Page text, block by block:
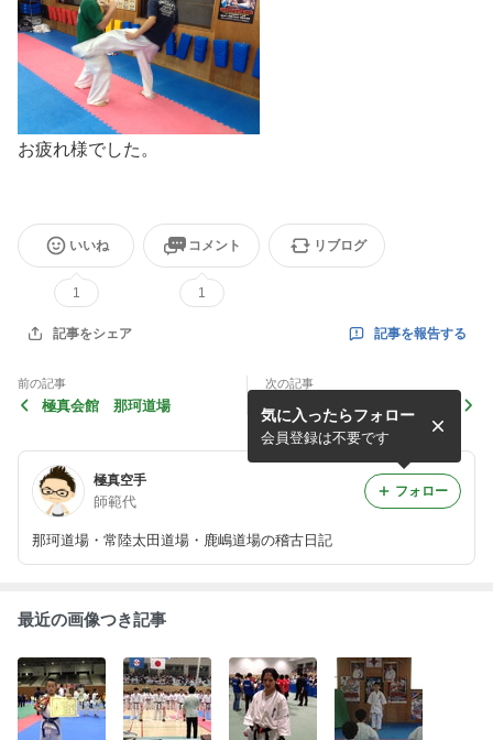
お疲れ様でした。
いいね
1
コメント
1
リブログ
記事をシェア 記事を報告する
前の記事
極真会館 那珂道場
次の記事
全日本チャンピオンが指導
極真空手
師範代
那珂道場・常陸太田道場・鹿嶋道場の稽古日記
気に入ったらフォロー
会員登録は不要です
フォロー
最近の画像つき記事